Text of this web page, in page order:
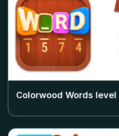
Colorwood Words level